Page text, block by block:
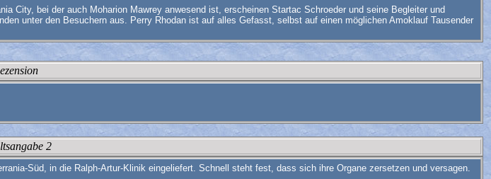
City, bei der auch Moharion Mawrey anwesend ist, erscheinen Startac Schroeder und seine Begleiter und
unter den Besuchern aus. Perry Rhodan ist auf alles Gefasst, selbst auf einen möglichen Amoklauf Tausender
2
Süd, in die Ralph-Artur-Klinik eingeliefert. Schnell steht fest, dass sich ihre Organe zersetzen und versagen.